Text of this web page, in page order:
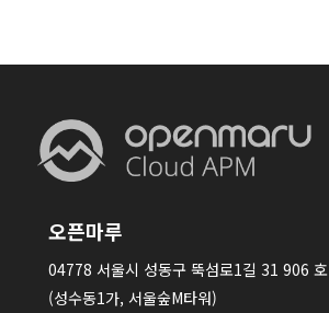
오픈마루
04778 서울시 성동구 뚝섬로1길 31 906 호
(성수동1가, 서울숲M타워)